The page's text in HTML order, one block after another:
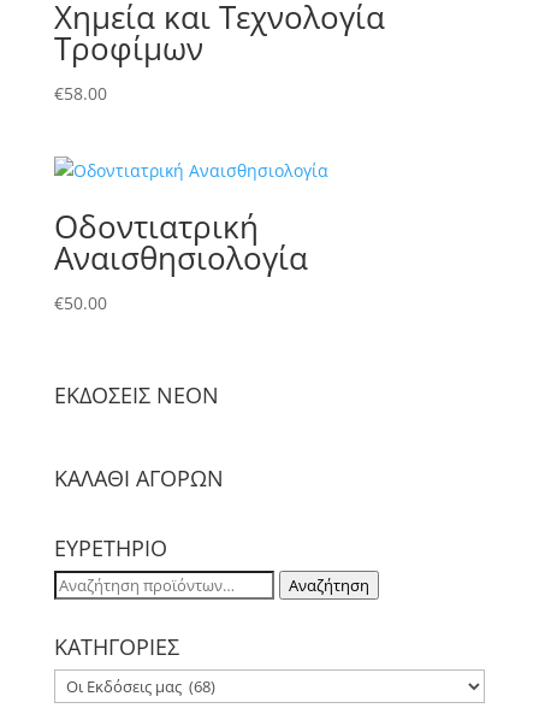
Χημεία και Τεχνολογία
Τροφίμων
€58.00
Οδοντιατρική
Αναισθησιολογία
€50.00
ΕΚΔΟΣΕΙΣ NΕΟΝ
ΚΑΛΑΘΙ ΑΓΟΡΩΝ
ΕΥΡΕΤΗΡΙΟ
Αναζήτηση
Αναζήτηση
ΚΑΤΗΓΟΡΙΕΣ